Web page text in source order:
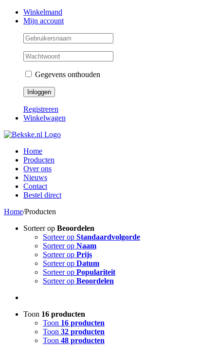
Skip
Facebook
Instagram
TwitterWinkelmand
Mijn account
Gegevens onthouden
Registreren
Winkelwagen
Home
Producten
Over ons
Nieuws
Contact
Bestel direct
Home/Producten
Sorteer op Beoordelen
Sorteer op Standaardvolgorde
Sorteer op Naam
Sorteer op Prijs
Sorteer op Datum
Sorteer op Populariteit
Sorteer op Beoordelen
Toon 16 producten
Toon 16 producten
Toon 32 producten
Toon 48 producten